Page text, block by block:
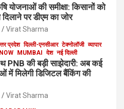
योजनाओं की समीक्षा: किसानों को
पर डीएम का जोर
Virat Sharma
प्रदेश दिल्ली-एनसीआर टेक्नोलॉजी व्यापार
MUMBAI देश नई दिल्ली
PNB की बड़ी साझेदारी: अब कई
में मिलेगी डिजिटल बैंकिंग की
Virat Sharma